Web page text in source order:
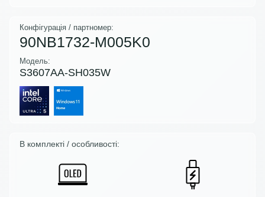
Конфігурація / партномер:
90NB1732-M005K0
Модель:
S3607AA-SH035W
В комплекті / особливості: